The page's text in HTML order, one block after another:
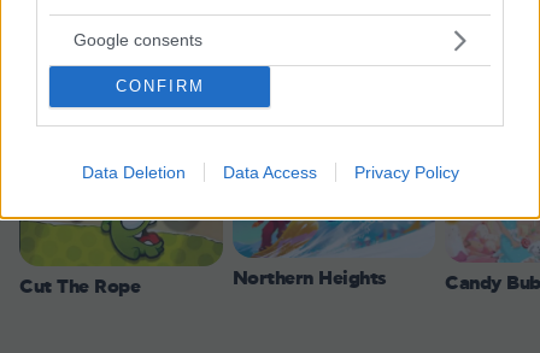
Google consents
CONFIRM
Data Deletion Data Access Privacy Policy
Games
Cut The Rope Northern Heights Candy